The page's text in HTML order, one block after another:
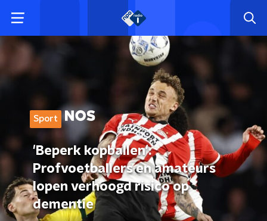
Sport
'Beperk kopballen':
Profvoetballers en amateurs
lopen verhoogd risico op
dementie